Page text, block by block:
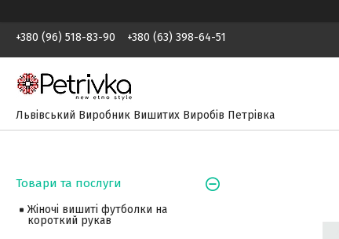
+380 (96) 518-83-90 +380 (63) 398-64-51
Львівський Виробник Вишитих Виробів Петрівка
Товари та послуги
Жіночі вишиті футболки на
короткий рукав